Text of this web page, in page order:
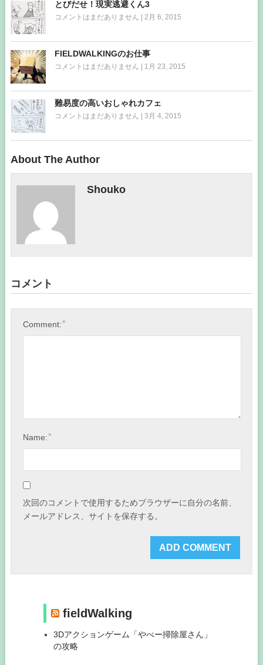
とびだせ！現実逃避くん3
コメントはまだありません | 2月 6, 2015
FIELDWALKINGのお仕事
コメントはまだありません | 1月 23, 2015
難易度の高いおしゃれカフェ
コメントはまだありません | 3月 4, 2015
About The Author
Shouko
コメント
Comment:*
Name:*
次回のコメントで使用するためブラウザーに自分の名前、
メールアドレス、サイトを保存する。
fieldWalking
3Dアクションゲーム「やべー掃除屋さん」
の攻略